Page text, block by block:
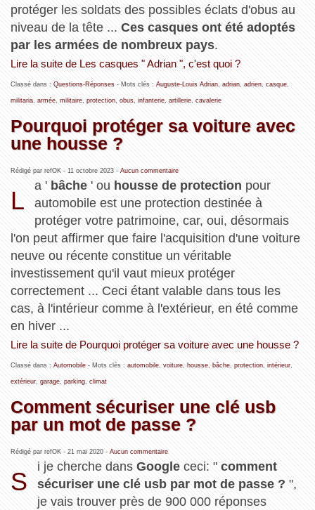
protéger les soldats des possibles éclats d'obus au
niveau de la tête ... Ces casques ont été adoptés
par les armées de nombreux pays.
Lire la suite de Les casques " Adrian ", c'est quoi ?
Classé dans : Questions-Réponses- Mots clés : Auguste-Louis Adrian, adrian, adrien, casque,
militaria, armée, militaire, protection, obus, infanterie, artillerie, cavalerie
Pourquoi protéger sa voiture avec
une housse ?
Rédigé par refOK - 11 octobre 2023- Aucun commentaire
L
a ' bâche ' ou housse de protection pour
automobile est une protection destinée à
protéger votre patrimoine, car, oui, désormais
l'on peut affirmer que faire l'acquisition d'une voiture
neuve ou récente constitue un véritable
investissement qu'il vaut mieux protéger
correctement ... Ceci étant valable dans tous les
cas, à l'intérieur comme à l'extérieur, en été comme
en hiver ...
Lire la suite de Pourquoi protéger sa voiture avec une housse ?
Classé dans : Automobile- Mots clés : automobile, voiture, housse, bâche, protection, intérieur,
extérieur, garage, parking, climat
Comment sécuriser une clé usb
par un mot de passe ?
Rédigé par refOK - 21 mai 2020- Aucun commentaire
S
i je cherche dansGoogle ceci: "comment
sécuriser une clé usb par mot de passe ? ",
je vais trouver près de 900 000 réponses